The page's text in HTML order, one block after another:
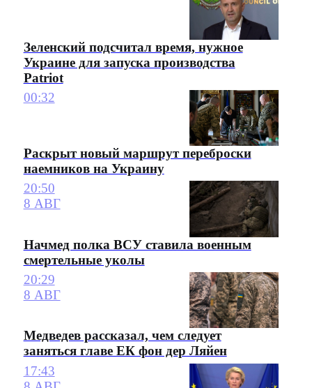
Зеленский подсчитал время, нужное
Украине для запуска производства
Patriot
00:32
Раскрыт новый маршрут переброски
наемников на Украину
20:50
8 АВГ
Начмед полка ВСУ ставила военным
смертельные уколы
20:29
8 АВГ
Медведев рассказал, чем следует
заняться главе ЕК фон дер Ляйен
17:43